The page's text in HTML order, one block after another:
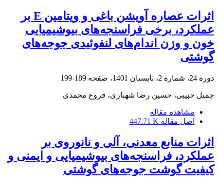
اثرات عصاره آویشن باغی و ویتامین E بر
عملکرد، برخی فراسنجه‌های بیوشیمیایی
خون و وزن اندام‌های لنفوئیدی جوجه‌های
گوشتی
دوره 24، شماره 2، تابستان 1401، صفحه 189-199
جمیل حبیبی، حسین رضا شهبازی، فروغ محمدی
مشاهده مقاله
اصل مقاله 447.71 K
اثرات منابع معدنی، آلی و نانوروی بر
عملکرد، فراسنجه‌های بیوشیمیایی و ایمنی و
کیفیت گوشت جوجه‌های گوشتی